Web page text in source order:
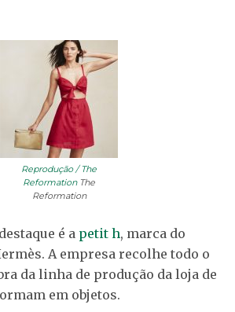
Reprodução / The
ReformationThe
Reformation
é a petit h, marca do
A empresa recolhe todo o
da linha de produção da loja de
em objetos.